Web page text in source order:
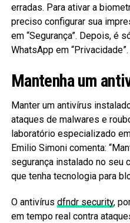
erradas. Para ativar a
preciso configurar sua
em “Segurança”. Depois, é
WhatsApp em “Privacidade”.
Mantenha um
Manter um antivírus
ataques de malwares e
laboratório especializado
Emilio Simoni comenta:
segurança instalado no seu
que tenha tecnologia para
O antivírus dfndr security,
em tempo real contra